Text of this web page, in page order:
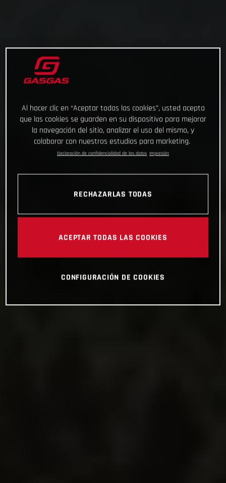
Al hacer clic en “Aceptar todas las cookies”, usted acepta
que las cookies se guarden en su dispositivo para mejorar
la navegación del sitio, analizar el uso del mismo, y
colaborar con nuestros estudios para marketing.
Declaración de confidencialidad de los datos Impresión
RECHAZARLAS TODAS
ACEPTAR TODAS LAS COOKIES
CONFIGURACIÓN DE COOKIES